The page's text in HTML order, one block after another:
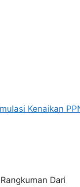
Kenaikan
Dari